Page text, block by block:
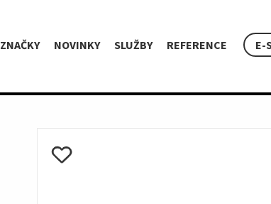
ZNAČKY NOVINKY SLUŽBY REFERENCE E-